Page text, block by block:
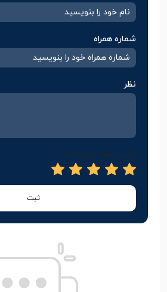
شماره همراه
نظر
امتیاز خود را وارد کنید
ثبت